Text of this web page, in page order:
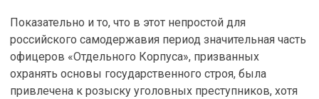
Показательно и то, что в этот непростой для
российского самодержавия период значительная часть
офицеров «Отдельного Корпуса», призванных
охранять основы государственного строя, была
привлечена к розыску уголовных преступников, хотя